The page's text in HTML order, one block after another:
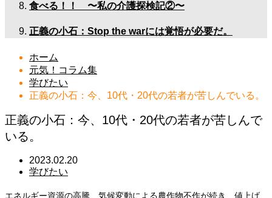
食べる！！ 〜私の介護探検記②〜
正義の小石：Stop the warには覚悟が必要だ。
ホーム
元気！コラム集
学びたい
正義の小石：今、10代・20代の若者が苦しんでいる。
正義の小石：今、10代・20代の若者が苦しんで
いる。
2023.02.20
学びたい
エネルギー資源の高騰、気候変動による農作物不作が続き、値上げ